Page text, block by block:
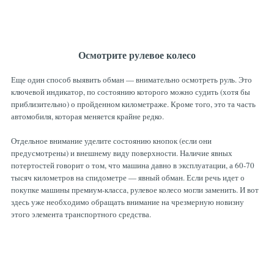
Осмотрите рулевое колесо
Еще один способ выявить обман — внимательно осмотреть руль. Это
ключевой индикатор, по состоянию которого можно судить (хотя бы
приблизительно) о пройденном километраже. Кроме того, это та часть
автомобиля, которая меняется крайне редко.
Отдельное внимание уделите состоянию кнопок (если они
предусмотрены) и внешнему виду поверхности. Наличие явных
потертостей говорит о том, что машина давно в эксплуатации, а 60-70
тысяч километров на спидометре — явный обман. Если речь идет о
покупке машины премиум-класса, рулевое колесо могли заменить. И вот
здесь уже необходимо обращать внимание на чрезмерную новизну
этого элемента транспортного средства.